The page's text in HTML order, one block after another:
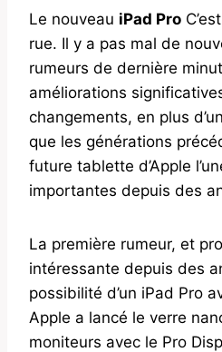
Le nouveau iPad Pro
rue. Il y a pas mal de
rumeurs de dernière
améliorations
changements, en plus
que les générations
future tablette d’Apple
importantes depuis des
La première rumeur, et
intéressante depuis des
possibilité d’un iPad Pro
Apple a lancé le verre
moniteurs avec le Pro